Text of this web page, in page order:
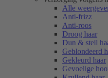
Alle
Anti-frizz
Anti-roos
Droog haar
Dun & steil
Geblondeerd
Gekleurd haar
Gevoelige